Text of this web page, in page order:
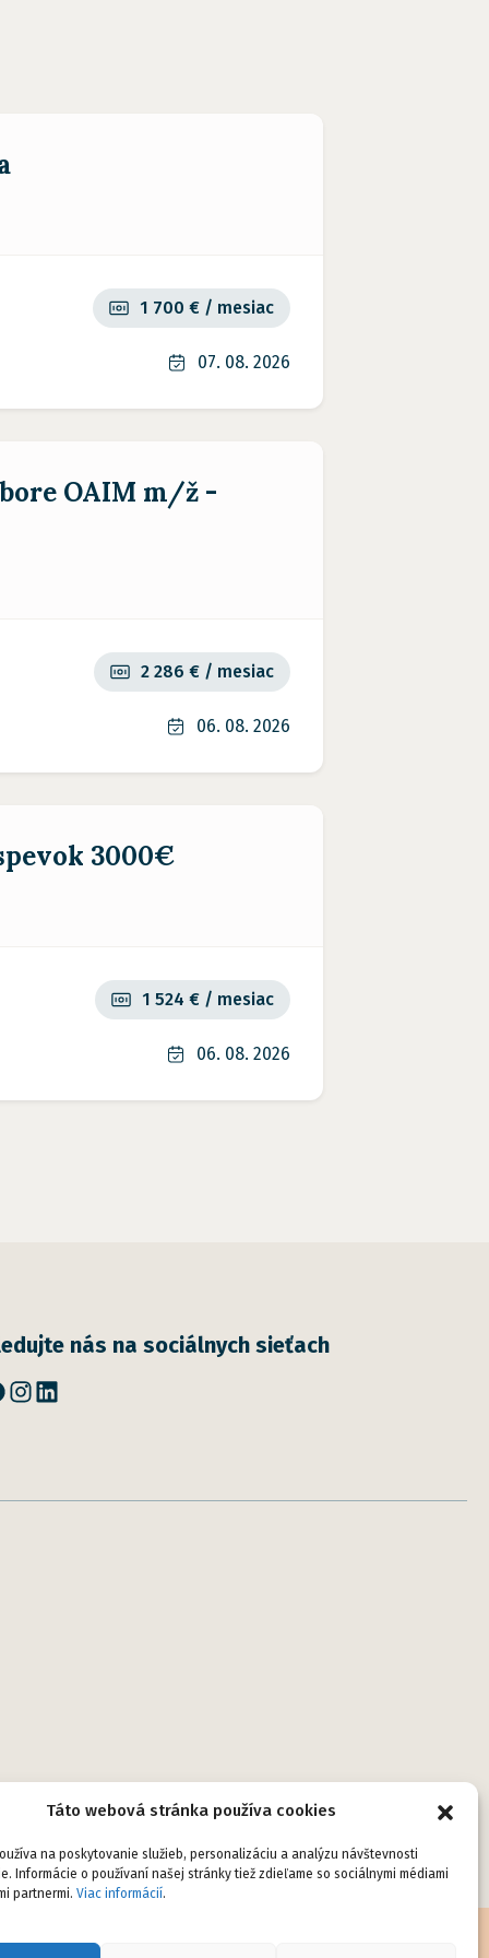
Táto webová stránka používa cookies
na poskytovanie služieb, personalizáciu a analýzu návštevnosti
Informácie o používaní našej stránky tiež zdieľame so sociálnymi médiami
partnermi. Viac informácií.
1 700 € / mesiac
07. 08. 2026
OAIM m/ž -
2 286 € / mesiac
06. 08. 2026
3000€
1 524 € / mesiac
06. 08. 2026
nás na sociálnych sieťach